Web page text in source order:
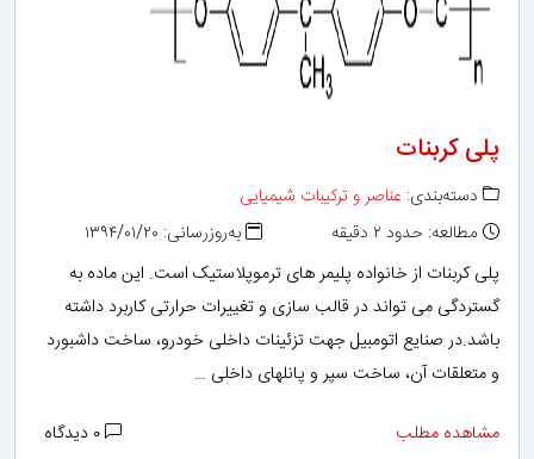
پلی کربنات
دسته‌بندی: عناصر و ترکیبات شیمیایی
مطالعه: حدود ۲ دقیقه
به‌روزرسانی: ۱۳۹۴/۰۱/۲۰
پلی کربنات از خانواده پلیمر های ترموپلاستیک است. این ماده به
گستردگی می تواند در قالب سازی و تغییرات حرارتی کاربرد داشته
باشد.در صنایع اتومبیل جهت تزئینات داخلی خودرو، ساخت داشبورد
و متعلقات آن، ساخت سپر و پانلهای داخلی …
مشاهده مطلب